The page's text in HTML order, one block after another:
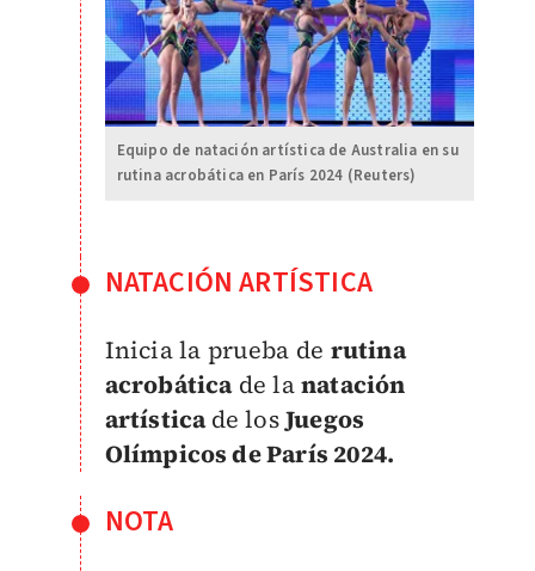
Equipo de natación artística de Australia en su
rutina acrobática en París 2024 (Reuters)
NATACIÓN ARTÍSTICA
Inicia la prueba de rutina
acrobáticade lanatación
artísticade losJuegos
Olímpicos de París 2024.
NOTA